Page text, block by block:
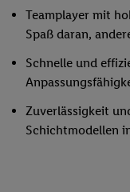
Teamplayer mit
Spaß daran,
Schnelle und
Zuverlässigkeit
Schichtmodellen